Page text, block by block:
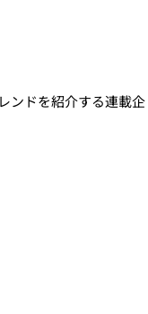
ンドを紹介する連載企